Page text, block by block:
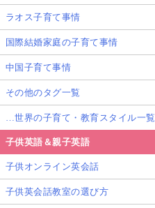
ラオス子育て事情
国際結婚家庭の子育て事情
中国子育て事情
その他のタグ一覧
…世界の子育て・教育スタイル一覧
子供英語＆親子英語
子供オンライン英会話
子供英会話教室の選び方